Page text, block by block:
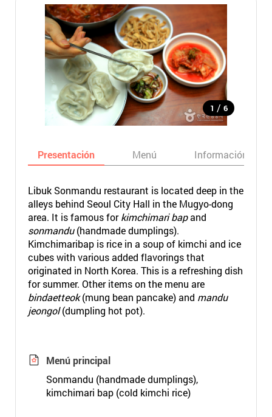
1 / 6
Presentación Menú Información
Libuk Sonmandu restaurant is located deep in the
alleys behind Seoul City Hall in the Mugyo-dong
area. It is famous forkimchimari bapand
sonmandu(handmade dumplings).
Kimchimaribap is rice in a soup of kimchi and ice
cubes with various added flavorings that
originated in North Korea. This is a refreshing dish
for summer. Other items on the menu are
bindaetteok(mung bean pancake) and mandu
jeongol(dumpling hot pot).
Menú principal
Sonmandu (handmade dumplings),
kimchimari bap (cold kimchi rice)